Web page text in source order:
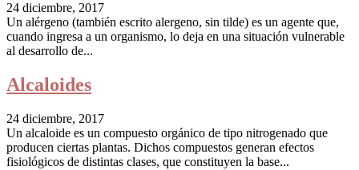
24 diciembre, 2017
Un alérgeno (también escrito alergeno, sin tilde) es un agente que,
cuando ingresa a un organismo, lo deja en una situación vulnerable
al desarrollo de...
Alcaloides
24 diciembre, 2017
Un alcaloide es un compuesto orgánico de tipo nitrogenado que
producen ciertas plantas. Dichos compuestos generan efectos
fisiológicos de distintas clases, que constituyen la base...